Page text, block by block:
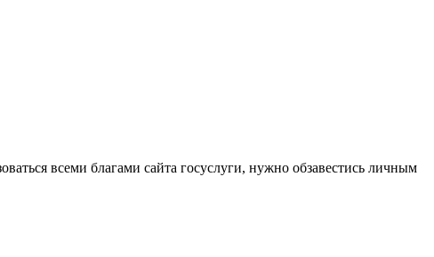
всеми благами сайта госуслуги, нужно обзавестись личным